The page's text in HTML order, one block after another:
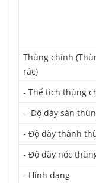
Thùng chính
rác)
- Thể tích thùng
- Độ dày sàn
- Độ dày thành
- Độ dày nóc
- Hình dạng